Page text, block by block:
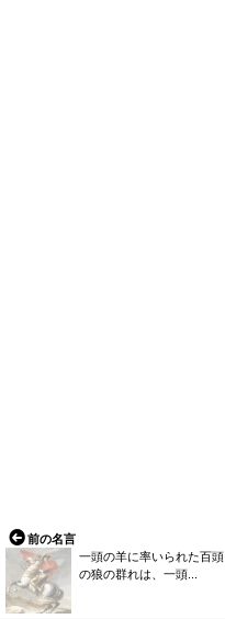
前の名言
一頭の羊に率いられた百頭
の狼の群れは、一頭...